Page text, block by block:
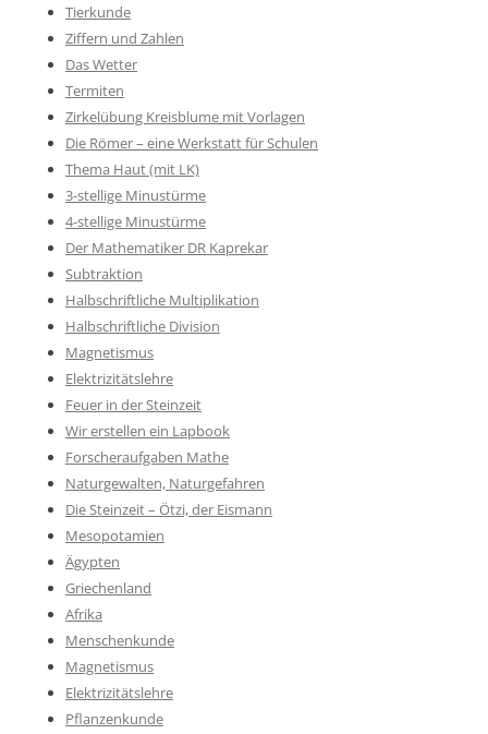
Tierkunde
Ziffern und Zahlen
Das Wetter
Termiten
Zirkelübung Kreisblume mit Vorlagen
Die Römer – eine Werkstatt für Schulen
Thema Haut (mit LK)
3-stellige Minustürme
4-stellige Minustürme
Der Mathematiker DR Kaprekar
Subtraktion
Halbschriftliche Multiplikation
Halbschriftliche Division
Magnetismus
Elektrizitätslehre
Feuer in der Steinzeit
Wir erstellen ein Lapbook
Forscheraufgaben Mathe
Naturgewalten, Naturgefahren
Die Steinzeit – Ötzi, der Eismann
Mesopotamien
Ägypten
Griechenland
Afrika
Menschenkunde
Magnetismus
Elektrizitätslehre
Pflanzenkunde